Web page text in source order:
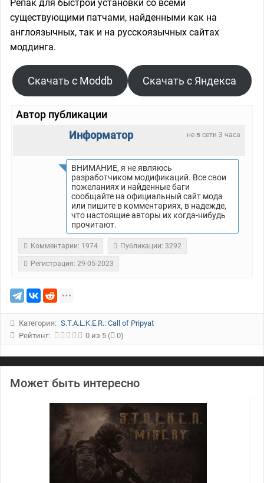
Репак для быстрой установки со всеми
существующими патчами, найденными как на
англоязычных, так и на русскоязычных сайтах
моддинга.
Скачать с Moddb Скачать с Яндекса
Автор публикации
не в сети 3 часа
Информатор
ВНИМАНИЕ, я не являюсь
разработчиком модификаций. Все свои
пожеланиях и найденные баги
сообщайте на официальный сайт мода
или пишите в комментариях, в надежде,
что настоящие авторы их когда-нибудь
прочитают.
Комментарии: 1974 Публикации: 3292
Регистрация: 29-05-2023
Категория: S.T.A.L.K.E.R.: Call of Pripyat
Рейтинг:
0 из 5 ( 0)
Может быть интересно